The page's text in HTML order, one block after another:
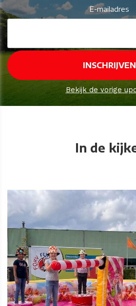
E-mailadres
Bekijk de vorige
In de